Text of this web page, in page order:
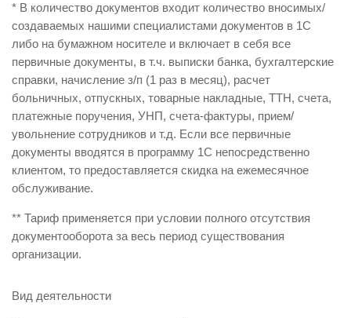
* В количество документов входит количество вносимых/
создаваемых нашими специалистами документов в 1С
либо на бумажном носителе и включает в себя все
первичные документы, в т.ч. выписки банка, бухгалтерские
справки, начисление з/п (1 раз в месяц), расчет
больничных, отпускных, товарные накладные, ТТН, счета,
платежные поручения, УНП, счета-фактуры, прием/
увольнение сотрудников и т.д. Если все первичные
документы вводятся в программу 1С непосредственно
клиентом, то предоставляется скидка на ежемесячное
обслуживание.
** Тариф применяется при условии полного отсутствия
документооборота за весь период существования
организации.
Вид деятельности